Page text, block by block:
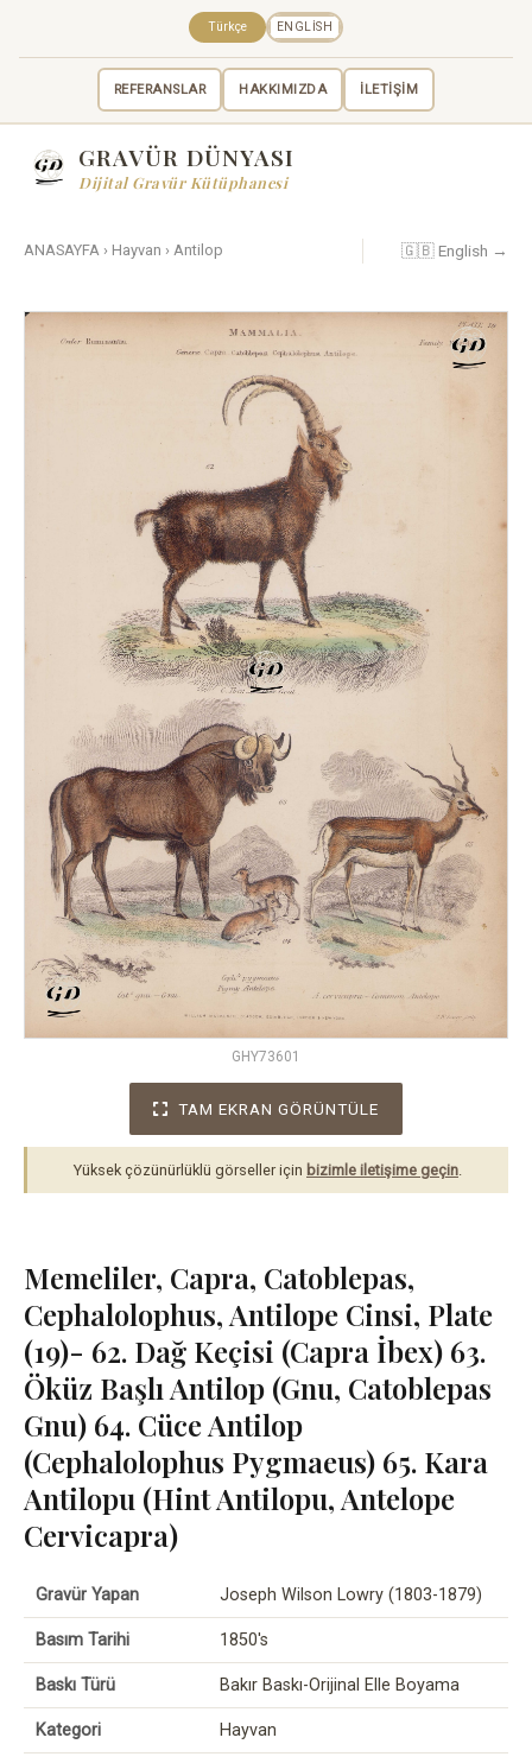
REFERANSLAR HAKKIMIZDA İLETİŞİM
Türkçe ENGLISH
GRAVÜR DÜNYASI
Dijital Gravür Kütüphanesi
ANASAYFA › Hayvan › Antilop 🇬🇧 English →
GHY73601
TAM EKRAN GÖRÜNTÜLE
Yüksek çözünürlüklü görseller için bizimle iletişime geçin
Memeliler, Capra, Catoblepas,
Cephalolophus, Antilope Cinsi, Plate
(19)- 62. Dağ Keçisi (Capra İbex) 63.
Öküz Başlı Antilop (Gnu, Catoblepas
Gnu) 64. Cüce Antilop
(Cephalolophus Pygmaeus) 65. Kara
Antilopu (Hint Antilopu, Antelope
Cervicapra)
Gravür Yapan Joseph Wilson Lowry (1803-1879)
Basım Tarihi 1850's
Baskı Türü Bakır Baskı-Orijinal Elle Boyama
Kategori Hayvan